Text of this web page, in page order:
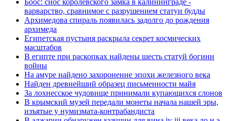
Боос: снос королевского замка в калининграде -
варварство, сравнимое с разрушением статуи будды
Архимедова спираль появилась задолго до рождения
архимеда
Египетская пустыня раскрыла секрет космических
масштабов
В египте при раскопках найдены шесть статуй богини
войны
На амуре найдено захоронение эпохи железного века
Найден древнейший образец письменности майя
За лохнесское чудовище принимали купающихся слонов
В крымский музей передали монеты начала нашей эры,
изъятые у нумизмата-контрабандиста